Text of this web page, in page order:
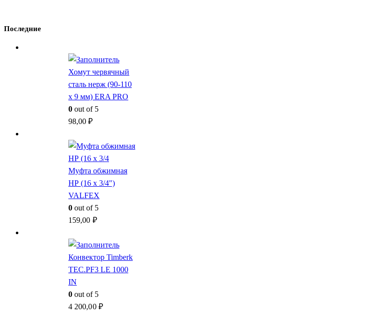
Последние
Хомут червячный
сталь нерж (90-110
x 9 мм) ERA PRO
0 out of 5
98,00₽
Муфта обжимная
НР (16 x 3/4")
VALFEX
0 out of 5
159,00 ₽
Конвектор Timberk
TEC.PF3 LE 1000
IN
0 out of 5
4 200,00 ₽